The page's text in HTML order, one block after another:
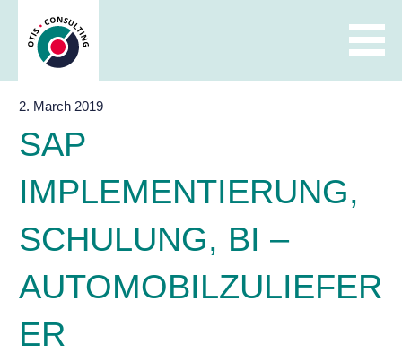
content
2. March 2019
SAP
IMPLEMENTIERUNG,
SCHULUNG, BI –
AUTOMOBILZULIEFER
ER